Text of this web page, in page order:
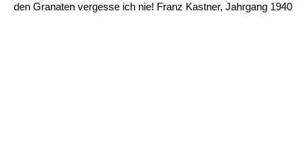
den Granaten vergesse ich nie! Franz Kastner, Jahrgang 1940